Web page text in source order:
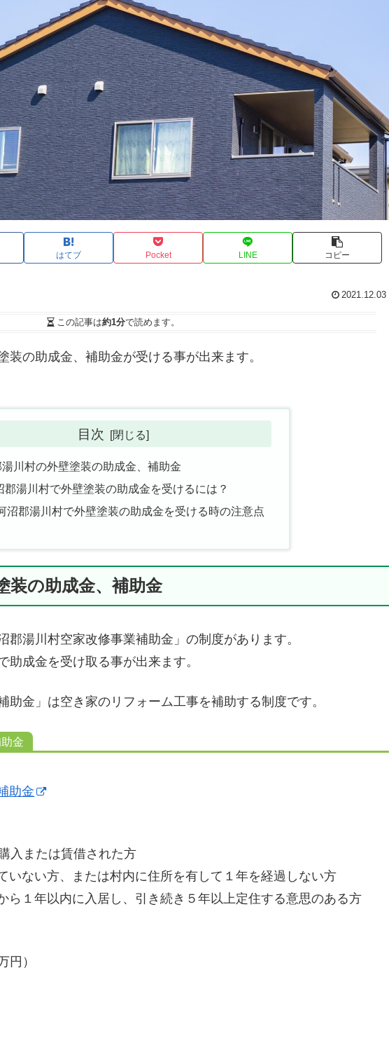
はてブ Pocket LINE コピー
2021.12.03
この記事は約1分で読めます。
装の助成金、補助金が受ける事が出来ます。
目次
川村の外壁塗装の助成金、補助金
郡湯川村で外壁塗装の助成金を受けるには？
沼郡湯川村で外壁塗装の助成金を受ける時の注意点
装の助成金、補助金
郡湯川村空家改修事業補助金」の制度があります。
助成金を受け取る事が出来ます。
助金」は空き家のリフォーム工事を補助する制度です。
金
助金
入または賃借された方
いない方、または村内に住所を有して１年を経過しない方
ら１年以内に入居し、引き続き５年以上定住する意思のある方
円）